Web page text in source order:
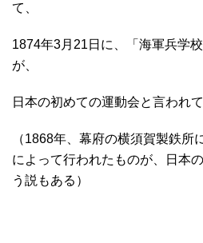
て、
1874年3月21日に、「海軍兵学
が、
日本の初めての運動会と言われて
（1868年、幕府の横須賀製鉄所
によって行われたものが、日本
う説もある）